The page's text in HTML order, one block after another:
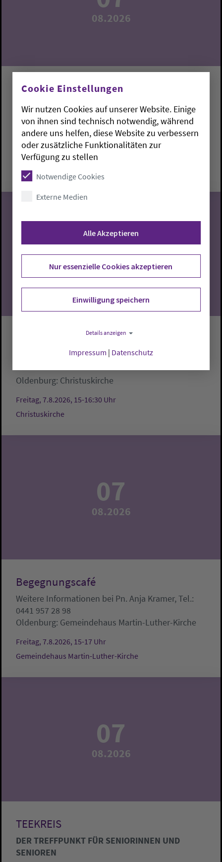
08.2026
Gottesdienst Altenheim Langendamm
Pfarrerin Maike Mittelsteiner
Varel:Altenheim Langendamm
Freitag, 7.8.2026, 15 Uhr
Altenheim Langendamm
07
08.2026
Gartenbankgespräche an der
Christuskirche
Oldenburg: Christuskirche
Freitag, 7.8.2026, 15-16:30 Uhr
Christuskirche
07
08.2026
Begegnungscafé
Weitere Informationen bei Pn. Anja Kramer, Tel.:
0441 957 28 98
Oldenburg: Gemeindehaus Martin-Luther-Kirche
Freitag, 7.8.2026, 15-17 Uhr
Gemeindehaus Martin-Luther-Kirche
07
08.2026
TEEKREIS
DER TREFFPUNKT FÜR SENIORINNEN UND
SENIOREN
Cookie Einstellungen
Wir nutzen Cookies auf unserer Website. Einige
von ihnen sind technisch notwendig, während
andere uns helfen, diese Website zu verbessern
oder zusätzliche Funktionalitäten zur
Verfügung zu stellen
Notwendige Cookies
Externe Medien
Alle Akzeptieren
Nur essenzielle Cookies akzeptieren
Einwilligung speichern
Details anzeigen
Impressum | Datenschutz